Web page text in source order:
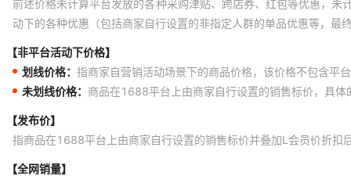
前述价格未计算平台发放的各种采购津贴、跨店券、红包等优惠，
动下的各种优惠（包括商家自行设置的非指定人群的单品优惠等，
【非平台活动下价格】
划线价格： 指商家自营销活动场景下的商品价格，该价格不包含平
未划线价格： 商品在1688平台上由商家自行设置的销售标价，具
【发布价】
指商品在1688平台上由商家自行设置的销售标价并叠加L会员价折扣
【全网销量】